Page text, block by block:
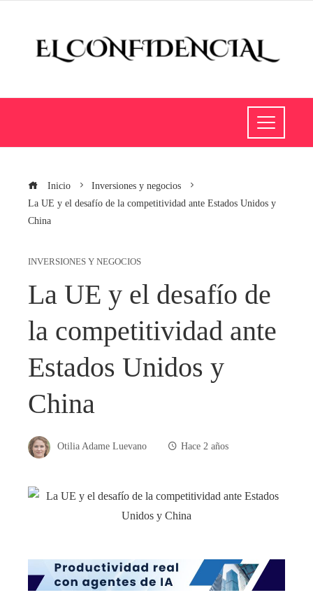
Inicio
Inversiones y negocios
La UE y el desafío de la competitividad ante Estados Unidos y
China
INVERSIONES Y NEGOCIOS
La UE y el desafío de
la competitividad ante
Estados Unidos y
China
Otilia Adame Luevano Hace 2 años